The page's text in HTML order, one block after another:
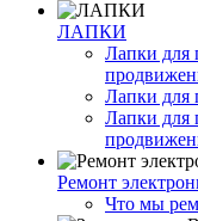
ЛАПКИ
Лапки для
Лапки для
Лапки для
Ремонт
Что мы